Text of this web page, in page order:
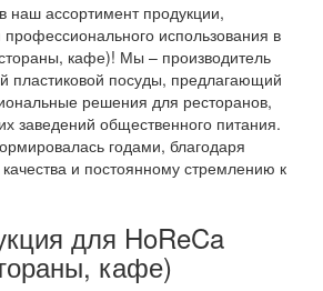
наш ассортимент продукции,
использования в
кафе)! Мы – производитель
пластиковой посуды, предлагающий
решения для ресторанов,
заведений общественного питания.
годами, благодаря
и постоянному стремлению к
для HoReCa
кафе)